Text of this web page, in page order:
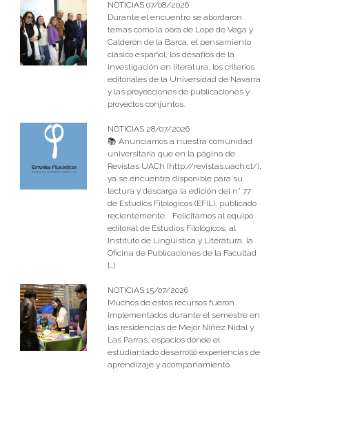
NOTICIAS 07/08/2026
Durante el encuentro se abordaron
temas como la obra de Lope de Vega y
Calderón de la Barca, el pensamiento
clásico español, los desafíos de la
investigación en literatura, los criterios
editoriales de la Universidad de Navarra
y las proyecciones de publicaciones y
proyectos conjuntos.
NOTICIAS 28/07/2026
📚 Anunciamos a nuestra comunidad
universitaria que en la página de
Revistas UACh (http://revistas.uach.cl/),
ya se encuentra disponible para su
lectura y descarga la edición del n° 77
de Estudios Filológicos (EFIL), publicado
recientemente. Felicitamos al equipo
editorial de Estudios Filológicos, al
Instituto de Lingüística y Literatura, la
Oficina de Publicaciones de la Facultad
[…]
NOTICIAS 15/07/2026
Muchos de estos recursos fueron
implementados durante el semestre en
las residencias de Mejor Niñez Nidal y
Las Parras, espacios donde el
estudiantado desarrolló experiencias de
aprendizaje y acompañamiento.